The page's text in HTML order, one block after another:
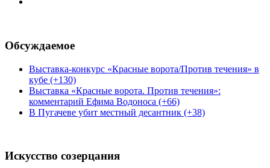
Обсуждаемое
Выставка-конкурс «Красные ворота/Против течения» в
кубе (+130)
Выставка «Красные ворота. Против течения»:
комментарий Ефима Водоноса (+66)
В Пугачеве убит местный десантник (+38)
Искусство созерцания